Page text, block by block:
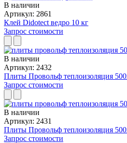
В наличии
Артикул: 2861
Клей Didotect ведро 10 кг
Запрос стоимости
В наличии
Артикул: 2432
Плиты Провольф теплоизоляция
Запрос стоимости
В наличии
Артикул: 2431
Плиты Провольф теплоизоляция
Запрос стоимости